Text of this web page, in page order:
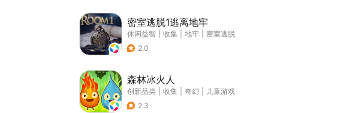
密室逃脱1逃离地牢
休闲益智 收集 地牢
密室逃脱
2.0
森林冰火人
创新品类 收集 奇幻
儿童游戏
2.3